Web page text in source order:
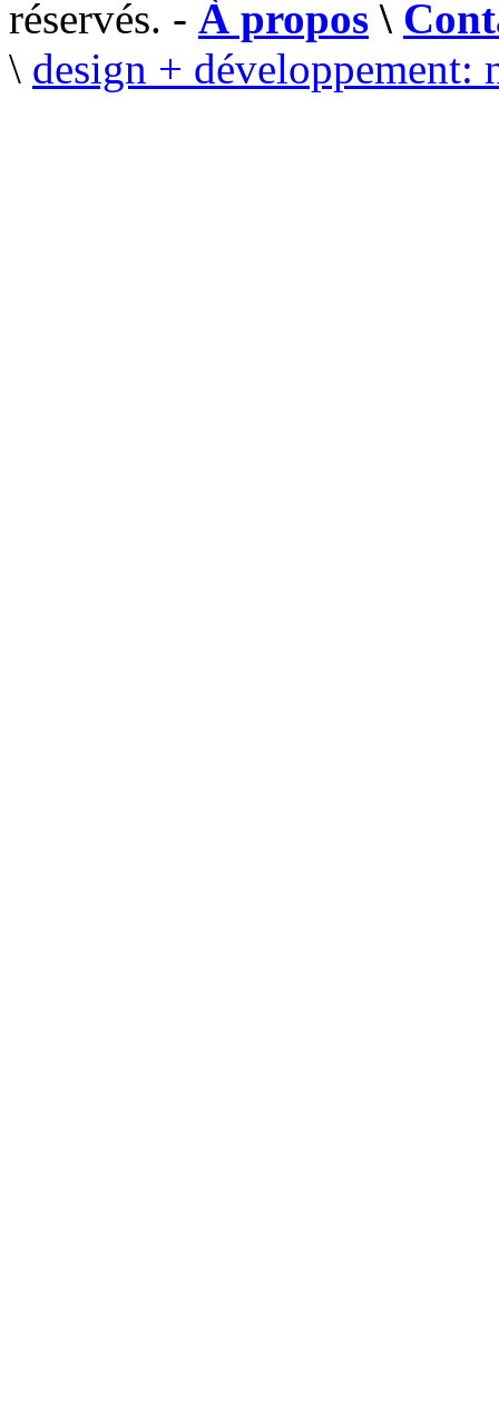
réservés. - À propos \
\ design + développement: